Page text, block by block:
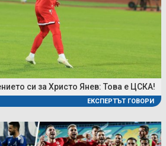
си за Христо Янев: Това е ЦСКА!
ЕКСПЕРТЪТ ГОВОРИ